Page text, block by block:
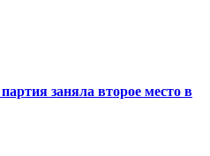
заняла второе место в